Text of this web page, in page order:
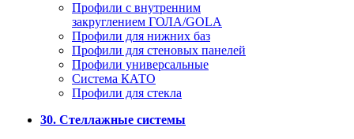
Профили с внутренним
закруглением ГОЛА/GOLA
Профили для нижних баз
Профили для стеновых панелей
Профили универсальные
Система КАТО
Профили для стекла
30. Стеллажные системы